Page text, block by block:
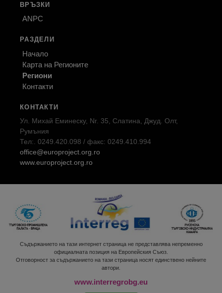
ВРЪЗКИ
ANPC
РАЗДЕЛИ
Начало
Карта на Регионите
Региони
Контакти
КОНТАКТИ
Ул. Михай Еминеску, Nr. 35, Слатина, Джуд. Олт,
Румъния
Тел:. 0249.420.098 / факс: 0249.410.994
office@europroject.org.ro
www.europroject.org.ro
Съдържанието на тази интернет страница не представлява непременно
официалната позиция на Европейския Съюз.
Отговорност за съдържанието на тази страница носят единствено нейните
автори.
www.interregrobg.eu